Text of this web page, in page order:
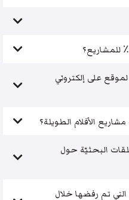
على إلكتروني
الأفلام الطويلة؟
البحثيّة حول
تم رفضها خلال